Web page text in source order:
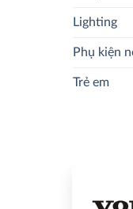
Lighting
Phụ kiện
Trẻ em